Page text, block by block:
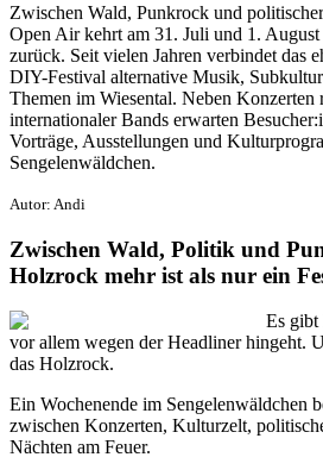
Zwischen Wald, Punkrock und
Open Air kehrt am 31. Juli und 1.
zurück. Seit vielen Jahren verbindet das
DIY-Festival alternative Musik,
Themen im Wiesental. Neben Konzerten
internationaler Bands erwarten
Vorträge, Ausstellungen und
Sengelenwäldchen.
Autor: Andi
Zwischen Wald, Politik und
Holzrock mehr ist als nur ein
Es gibt
vor allem wegen der Headliner hingeht.
das Holzrock.
Ein Wochenende im Sengelenwäldchen
zwischen Konzerten, Kulturzelt,
Nächten am Feuer.